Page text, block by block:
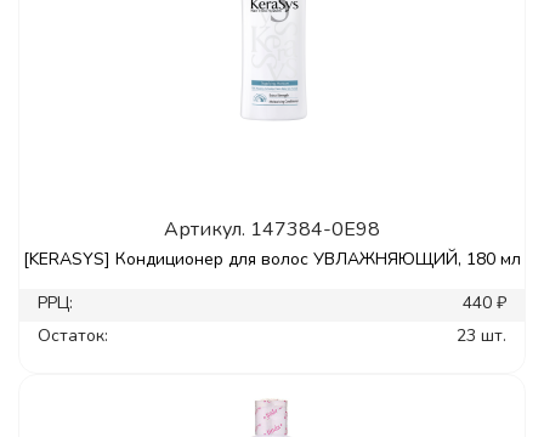
Артикул. 147384-0E98
[KERASYS] Кондиционер для волос УВЛАЖНЯЮЩИЙ, 180 мл
РРЦ:
440 ₽
Остаток:
23 шт.